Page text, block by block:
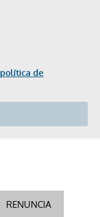
política de
RENUNCIA